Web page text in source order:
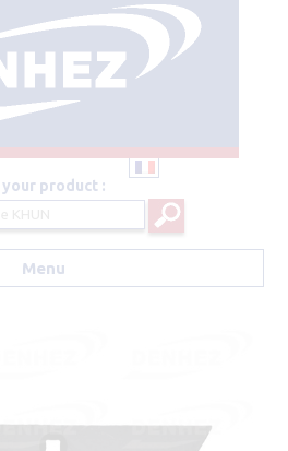
your product :
Menu